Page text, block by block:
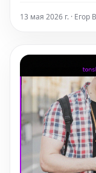
бесщеточный
13 мая 2026 г. · Егор